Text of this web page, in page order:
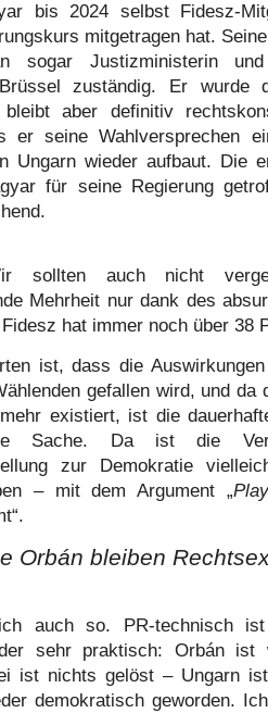
bis 2024 selbst Fidesz-
mitgetragen hat.
sogar Justizministerin
zuständig. Er wurde
bleibt aber definitiv
er seine Wahlversprechen
Ungarn wieder aufbaut. Die
für seine Regierung
sollten auch nicht
Mehrheit nur dank des
hat immer noch über 38
ist, dass die
gefallen wird, und da
existiert, ist die
Sache. Da ist die
zur Demokratie
– mit dem Argument „
Orbán bleiben
auch so. PR-technisch
sehr praktisch: Orbán
ist nichts gelöst – Ungarn
demokratisch geworden.